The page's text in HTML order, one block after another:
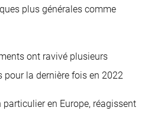
plus générales comme
ont ravivé plusieurs
pour la dernière fois en 2022
en Europe, réagissent